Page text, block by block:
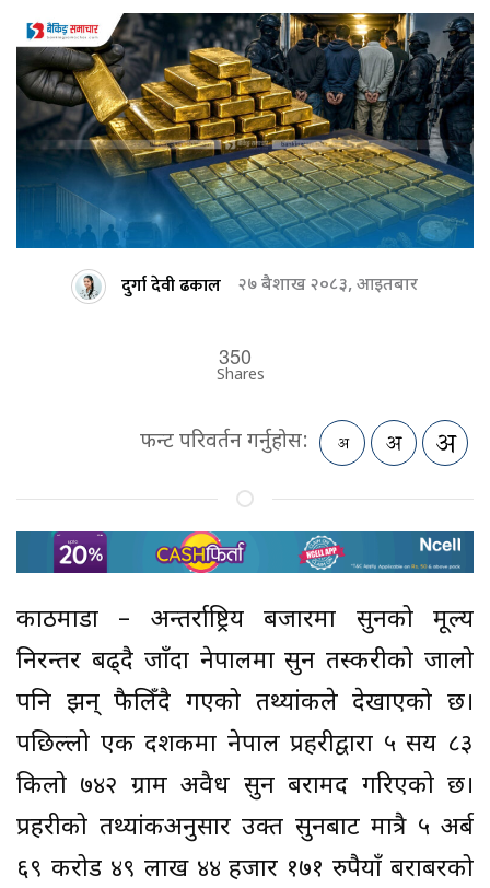
दुर्गा देवी ढकाल २७ बैशाख २०८३, आइतबार
350
Shares
फन्ट परिवर्तन गर्नुहोस:
काठमाडौं – अन्तर्राष्ट्रिय बजारमा सुनको मूल्य
निरन्तर बढ्दै जाँदा नेपालमा सुन तस्करीको जालो
पनि झन् फैलिँदै गएको तथ्यांकले देखाएको छ।
पछिल्लो एक दशकमा नेपाल प्रहरीद्वारा ५ सय ८३
किलो ७४२ ग्राम अवैध सुन बरामद गरिएको छ।
प्रहरीको तथ्यांकअनुसार उक्त सुनबाट मात्रै ५ अर्ब
६९ करोड ४९ लाख ४४ हजार १७१ रुपैयाँ बराबरको